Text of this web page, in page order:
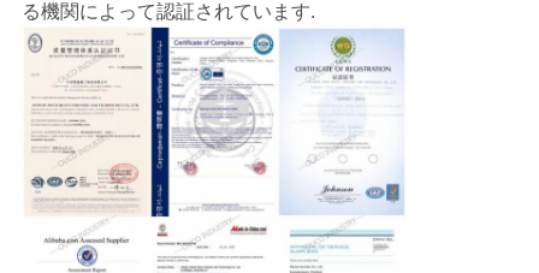
る機関によって認証されています.